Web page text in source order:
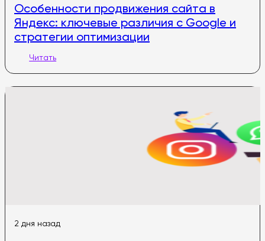
Особенности продвижения сайта в
Яндекс: ключевые различия с Google и
стратегии оптимизации
Читать
2 дня назад